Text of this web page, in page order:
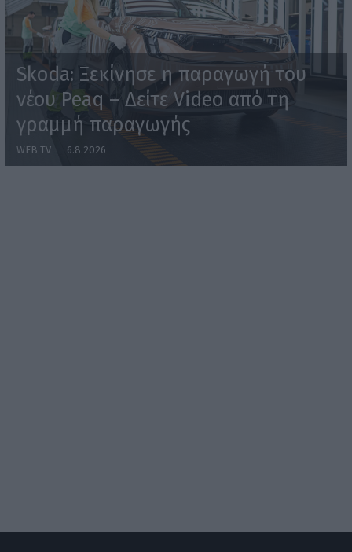
Skoda: Ξεκίνησε η παραγωγή του
νέου Peaq – Δείτε Video από τη
γραμμή παραγωγής
WEB TV 6.8.2026